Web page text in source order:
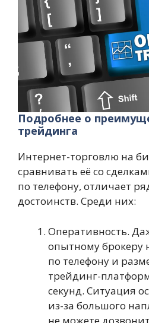
Подробнее о
трейдинга
Интернет-торговлю на
сравнивать её со
по телефону, отличает
достоинств. Среди них:
Оперативность.
опытному брокеру
по телефону и
трейдинг-
секунд. Ситуация
из-за большого
не можете